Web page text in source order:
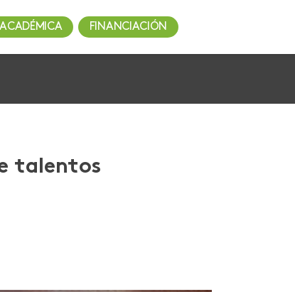
FINANCIACIÓN
talentos